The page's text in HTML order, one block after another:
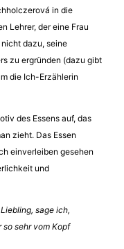
in die
Lehrer, der eine Frau
dazu, seine
zu ergründen (dazu gibt
die Ich-Erzählerin
des Essens auf, das
zieht. Das Essen
einverleiben gesehen
und
sage ich,
so sehr vom Kopf